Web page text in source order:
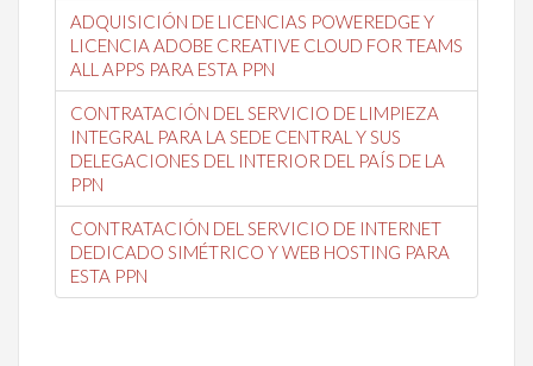
ADQUISICIÓN DE LICENCIAS POWEREDGE Y
LICENCIA ADOBE CREATIVE CLOUD FOR TEAMS
ALL APPS PARA ESTA PPN
CONTRATACIÓN DEL SERVICIO DE LIMPIEZA
INTEGRAL PARA LA SEDE CENTRAL Y SUS
DELEGACIONES DEL INTERIOR DEL PAÍS DE LA
PPN
CONTRATACIÓN DEL SERVICIO DE INTERNET
DEDICADO SIMÉTRICO Y WEB HOSTING PARA
ESTA PPN